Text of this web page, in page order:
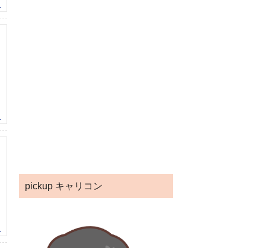
pickup キャリコン